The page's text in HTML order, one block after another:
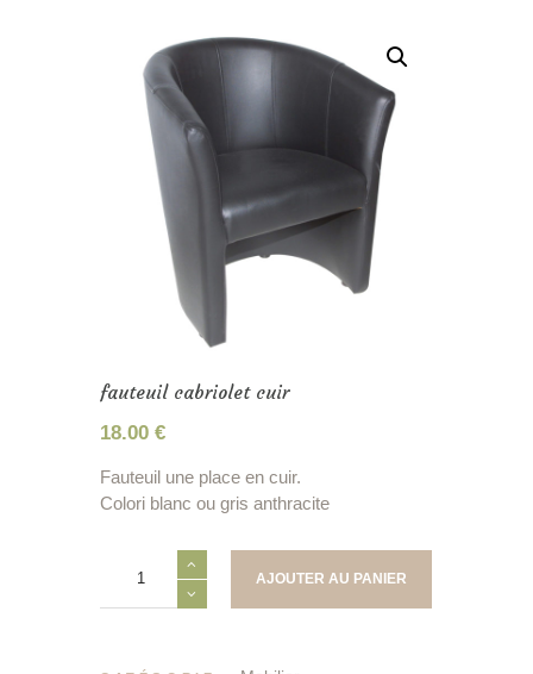
fauteuil cabriolet cuir
18.00 €
Fauteuil une place en cuir.
Colori blanc ou gris anthracite
AJOUTER AU PANIER